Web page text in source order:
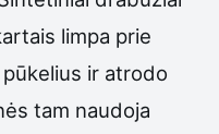
limpa prie
ir atrodo
tam naudoja